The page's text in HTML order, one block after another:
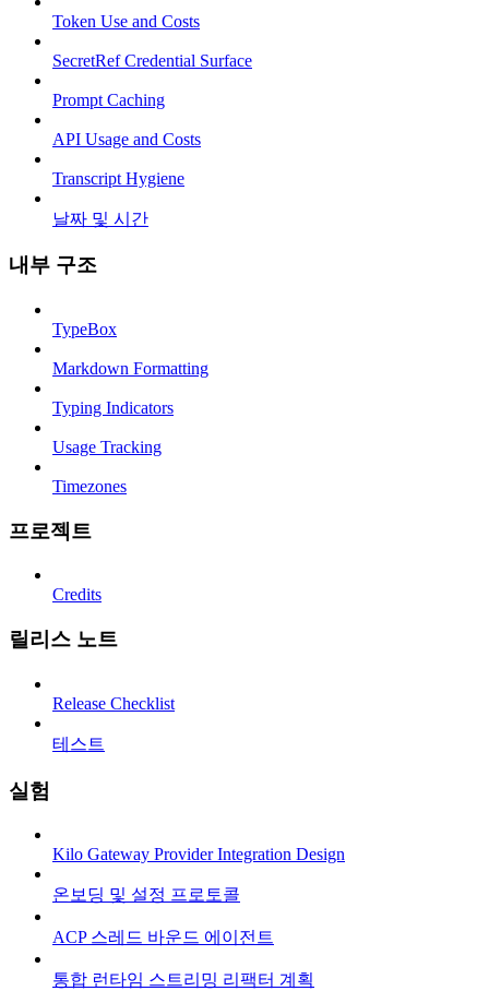
Token Use and Costs
SecretRef Credential Surface
Prompt Caching
API Usage and Costs
Transcript Hygiene
날짜 및 시간
내부 구조
TypeBox
Markdown Formatting
Typing Indicators
Usage Tracking
Timezones
프로젝트
Credits
릴리스 노트
Release Checklist
테스트
실험
Kilo Gateway Provider Integration Design
온보딩 및 설정 프로토콜
ACP 스레드 바운드 에이전트
통합 런타임 스트리밍 리팩터 계획